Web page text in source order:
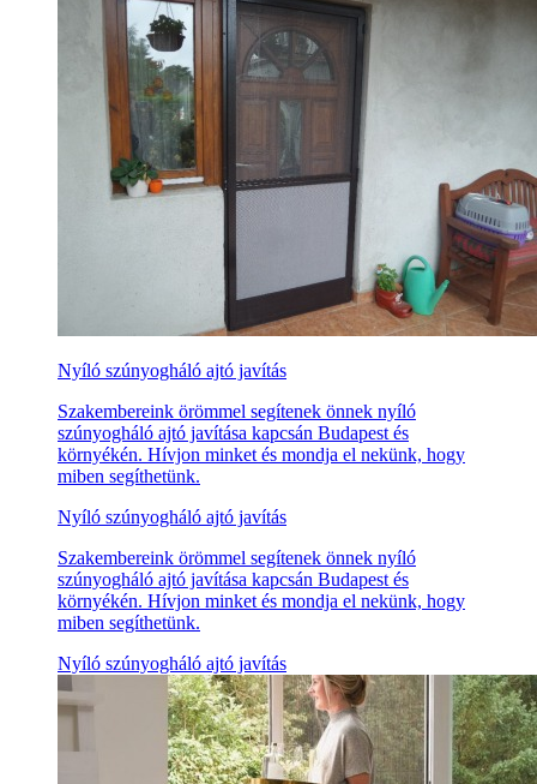
Nyíló szúnyogháló ajtó javítás
Szakembereink örömmel segítenek önnek nyíló
szúnyogháló ajtó javítása kapcsán Budapest és
környékén. Hívjon minket és mondja el nekünk, hogy
miben segíthetünk.
Nyíló szúnyogháló ajtó javítás
Szakembereink örömmel segítenek önnek nyíló
szúnyogháló ajtó javítása kapcsán Budapest és
környékén. Hívjon minket és mondja el nekünk, hogy
miben segíthetünk.
Nyíló szúnyogháló ajtó javítás